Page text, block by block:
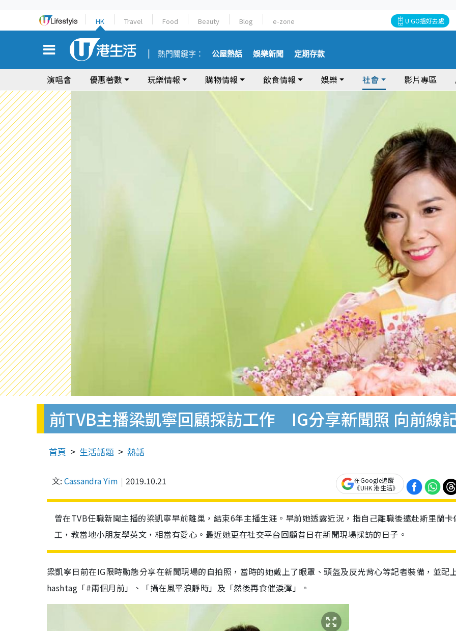
HK Travel Food Beauty Blog e-zone U GO搵好去處
熱門關鍵字： 公屋熱話 娛樂新聞 定期存款
演唱會 優惠著數 玩樂情報 購物情報 飲食情報 娛樂 社會 影片專區
前TVB主播梁凱寧回顧採訪工作 IG分享新聞照 向前線
首頁 生活話題 熱話
文: Cassandra Yim 2019.10.21
在Google追蹤
《UHK 港生活》
曾在TVB任職新聞主播的梁凱寧早前離巢，結束6年主播生涯。早前她透露近況，指自己離職後遠赴斯里蘭卡
工，教當地小朋友學英文，相當有愛心。最近她更在社交平台回顧昔日在新聞現場採訪的日子。
梁凱寧日前在IG限時動態分享在新聞現場的自拍照，當時的她戴上了眼罩、頭盔及反光背心等記者裝備，並配
hashtag「#兩個月前」、「攝在風平浪靜時」及「然後再食催淚彈」。